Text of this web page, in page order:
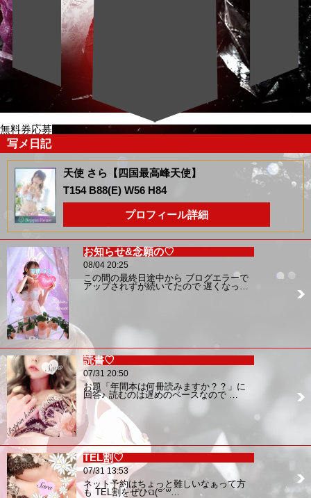
無料券応募
写メ日記
天使 さら【四国最高峰天使】
T154 B88(E) W56 H84
プロフィール詳細
お知らせ&念願の♡
08/04 20:25
この間の最終日途中から ブログエラーで
アップされずが続いてたので 遅くなっ…
読書♡
07/31 20:50
お題「年間本は何冊読みますか？？」に
回答♪ 読むのは遅めのペースなので …
TEL割♡
07/31 13:53
ネット予約はちょっと難しいなぁって方
も TEL割をぜひପ(꒪ˊ꒳…